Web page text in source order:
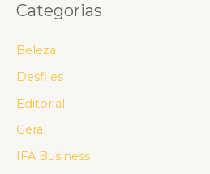
Categorias
Beleza
Desfiles
Editorial
Geral
IFA Business